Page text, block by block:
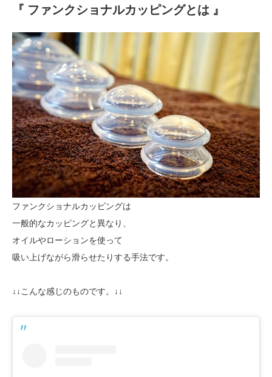
『 ファンクショナルカッピングとは 』
ファンクショナルカッピングは
一般的なカッピングと異なり、
オイルやローションを使って
吸い上げながら滑らせたりする手法です。
↓↓こんな感じのものです。↓↓